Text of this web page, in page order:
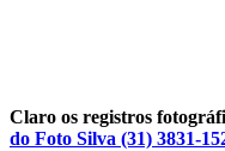
Claro os registros
do Foto Silva (31) 3831-